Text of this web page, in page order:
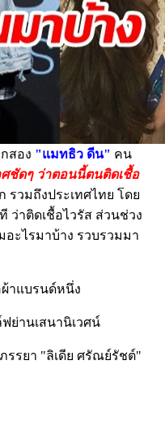
สอง "แมทธิว ดีน" คน
ศชัดๆ ว่าตอนนี้ตนติดเชื้อ
รวมถึงประเทศไทย โดย
ว่าติดเชื้อไวรัส ส่วนช่วง
ะไรมาบ้าง รวบรวมมา
ผ้าแบรนด์หนึ่ง
ย่านเสนานิเวศน์
รรยา "ลิเดีย ศรัณย์รัชต์"